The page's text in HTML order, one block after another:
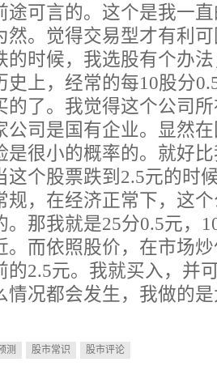
途可言的。这个是我一
然。觉得交易型才有利
的时候，我选股有个办
史上，经常的每10股分
的了。我觉得这个公司
公司是国有企业。显然
是很小的概率的。就好
这个股票跌到2.5元的时
规，在经济正常下，这
。那我就是25分0.5元，
。而依照股价，在市场
的2.5元。我就买入，并
情况都会发生，我做的
测 股市常识 股市评论